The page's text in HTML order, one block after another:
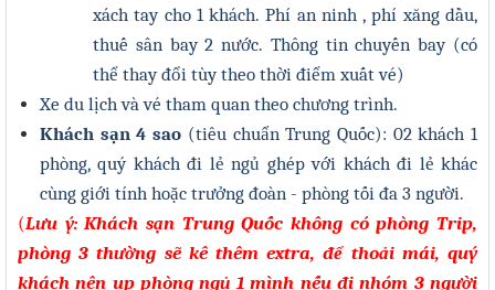
xách tay cho 1 khách. Phí an ninh , phí xăng dầu,
thuế sân bay 2 nước. Thông tin chuyến bay (có
thể thay đổi tùy theo thời điểm xuất vé)
Xe du lịch và vé tham quan theo chương trình.
Khách sạn 4 sao (tiêu chuẩn Trung Quốc): 02 khách 1
phòng, quý khách đi lẻ ngủ ghép với khách đi lẻ khác
cùng giới tính hoặc trưởng đoàn - phòng tối đa 3 người.
(Lưu ý: Khách sạn Trung Quốc không có phòng Trip,
phòng 3 thường sẽ kê thêm extra, để thoải mái, quý
khách nên up phòng ngủ 1 mình nếu đi nhóm 3 người